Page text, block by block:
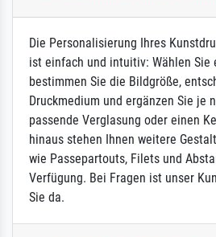
Die Personalisierung Ihres
ist einfach und intuitiv: Wählen Sie
bestimmen Sie die Bildgröße,
Druckmedium und ergänzen Sie je
passende Verglasung oder einen
hinaus stehen Ihnen weitere
wie Passepartouts, Filets und
Verfügung. Bei Fragen ist unser
Sie da.